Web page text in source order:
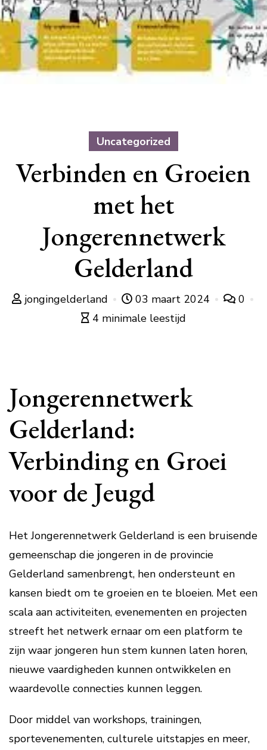
Uncategorized
Verbinden en Groeien
met het
Jongerennetwerk
Gelderland
jongingelderland 03 maart 2024
0
4 minimale leestijd
Jongerennetwerk
Gelderland:
Verbinding en Groei
voor de Jeugd
Het Jongerennetwerk Gelderland is een bruisende
gemeenschap die jongeren in de provincie
Gelderland samenbrengt, hen ondersteunt en
kansen biedt om te groeien en te bloeien. Met een
scala aan activiteiten, evenementen en projecten
streeft het netwerk ernaar om een platform te
zijn waar jongeren hun stem kunnen laten horen,
nieuwe vaardigheden kunnen ontwikkelen en
waardevolle connecties kunnen leggen.
Door middel van workshops, trainingen,
sportevenementen, culturele uitstapjes en meer,